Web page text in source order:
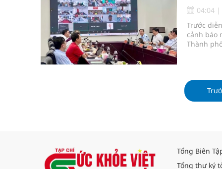
04:04 |
Trước
cảnh báo
Thành
Tổng Biên
Tổng thư ký